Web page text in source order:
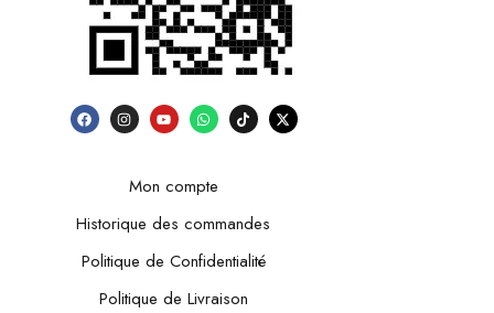
Mon compte
Historique des commandes
Politique de Confidentialité
Politique de Livraison